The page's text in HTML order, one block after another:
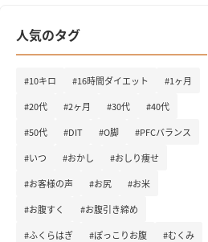
人気のタグ
#10キロ #16時間ダイエット
#1ヶ月
#20代
#2ヶ月 #30代
#40代
#50代
#DIT #O脚
#PFCバランス
#いつ
#おかし
#おしり痩せ
#お客様の声
#お尻
#お米
#お腹すく
#お腹引き締め
#ふくらはぎ
#ぽっこりお腹
#むくみ